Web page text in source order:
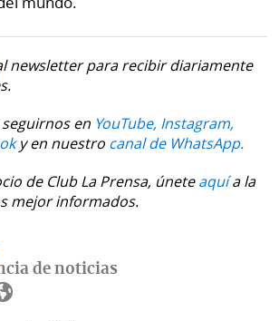
newsletter para recibir diariamente
en YouTube, Instagram,
y en nuestro canal de WhatsApp.
de Club La Prensa, úneteaquía la
mejor informados.
de noticias